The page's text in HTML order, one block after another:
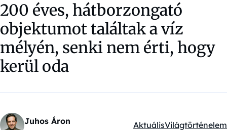
200 éves, hátborzongató
objektumot találtak a víz
mélyén, senki nem érti, hogy
kerül oda
Juhos Áron
AktuálisVilágtörténelem